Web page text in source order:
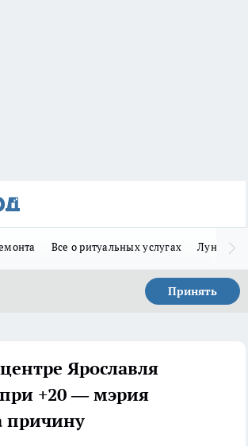
Все о ритуальных услугах Лунно-
Принять
Ярославля
+20 — мэрия
причину